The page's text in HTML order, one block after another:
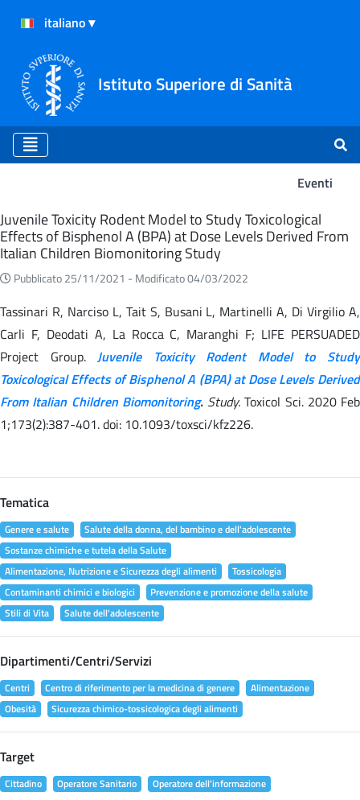
Istituto Superiore di Sanità
Eventi
Eventi
Juvenile Toxicity Rodent Model to Study Toxicological
Effects of Bisphenol A (BPA) at Dose Levels Derived From
Italian Children Biomonitoring Study
Pubblicato 25/11/2021 - Modificato 04/03/2022
Tassinari R, Narciso L, Tait S, Busani L, Martinelli A, Di Virgilio A,
Carli F, Deodati A, La Rocca C, Maranghi F; LIFE PERSUADED
Project Group.Juvenile Toxicity Rodent Model to Study
Toxicological Effects of Bisphenol A (BPA) at Dose Levels Derived
From Italian Children Biomonitoring.Study. Toxicol Sci. 2020 Feb
1;173(2):387-401. doi: 10.1093/toxsci/kfz226.
Tematica
Genere e salute
Salute della donna, del bambino e dell'adolescente
Sostanze chimiche e tutela della Salute
Alimentazione, Nutrizione e Sicurezza degli alimenti
Tossicologia
Contaminanti chimici e biologici
Prevenzione e promozione della salute
Stili di Vita
Salute dell'adolescente
Dipartimenti/Centri/Servizi
Centri Centro di riferimento per la medicina di genere
Alimentazione
Obesità
Sicurezza chimico-tossicologica degli alimenti
Target
Cittadino Operatore Sanitario Operatore dell'informazione